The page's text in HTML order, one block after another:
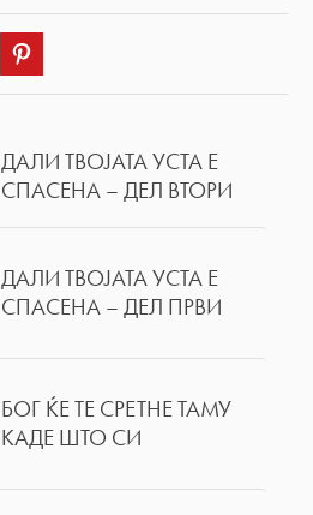
Twitter
ДАЛИ ТВОЈАТА УСТА Е
СПАСЕНА – ДЕЛ ВТОРИ
ДАЛИ ТВОЈАТА УСТА Е
СПАСЕНА – ДЕЛ ПРВИ
БОГ ЌЕ ТЕ СРЕТНЕ ТАМУ
КАДЕ ШТО СИ